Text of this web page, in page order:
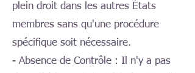
plein droit dans les autres États
membres sans qu'une procédure
spécifique soit nécessaire.
- Absence de Contrôle : Il n'y a pas